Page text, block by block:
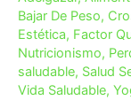
Bajar De Peso,
Estética, Factor
Nutricionismo,
saludable, Salud
Vida Saludable,